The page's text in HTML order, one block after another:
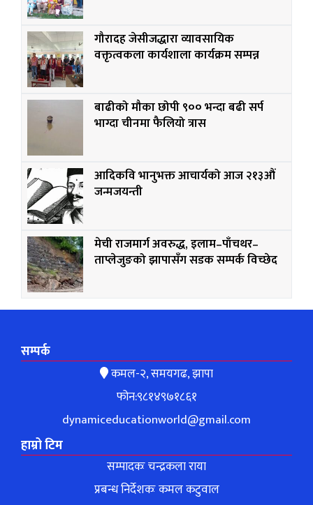
गौरादह जेसीजद्धारा व्यावसायिक
वक्तृत्वकला कार्यशाला कार्यक्रम सम्पन्न
बाढीको मौका छोपी ९०० भन्दा बढी सर्प
भाग्दा चीनमा फैलियो त्रास
आदिकवि भानुभक्त आचार्यको आज २१३औं
जन्मजयन्ती
मेची राजमार्ग अवरुद्ध, इलाम–पाँचथर–
ताप्लेजुङको झापासँग सडक सम्पर्क विच्छेद
सम्पर्क
कमल-२, समयगढ, झापा
फोन:९८१४९७१८६१
dynamiceducationworld@gmail.com
हाम्रो टिम
सम्पादकः चन्द्रकला राया
प्रबन्ध निर्देशकः कमल कटुवाल